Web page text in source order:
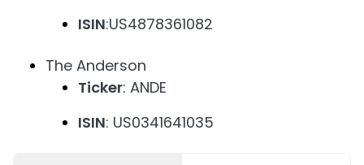
ISIN:US4878361082
The Anderson
Ticker: ANDE
ISIN: US0341641035